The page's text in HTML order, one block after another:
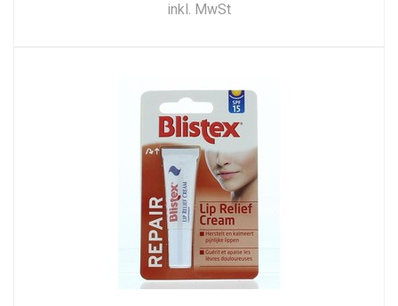
inkl. MwSt